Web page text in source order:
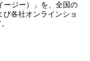
ージー）」を、全国の
各社オンラインショ